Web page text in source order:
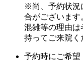
※尚、予約状況
合がございま
混雑等の理由は
持ってご来院く
予約時にご希